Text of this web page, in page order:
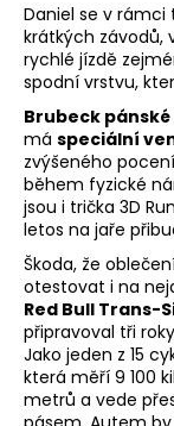
Daniel se v
krátkých závodů,
rychlé jízdě
spodní vrstvu,
Brubeck
má speciální
zvýšeného
během fyzické
jsou i trička 3D
letos na jaře
Škoda, že
otestovat i na
Red Bull Trans-
připravoval tři
Jako jeden z 15
která měří 9 100
metrů a vede